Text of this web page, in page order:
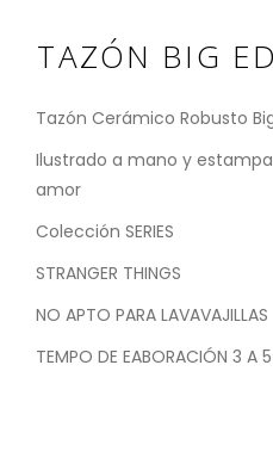
TAZÓN BIG
Tazón Cerámico Robusto
Ilustrado a mano y
amor
Colección SERIES
STRANGER THINGS
NO APTO PARA LAVAVAJILLAS
TEMPO DE EABORACIÓN 3 A 5